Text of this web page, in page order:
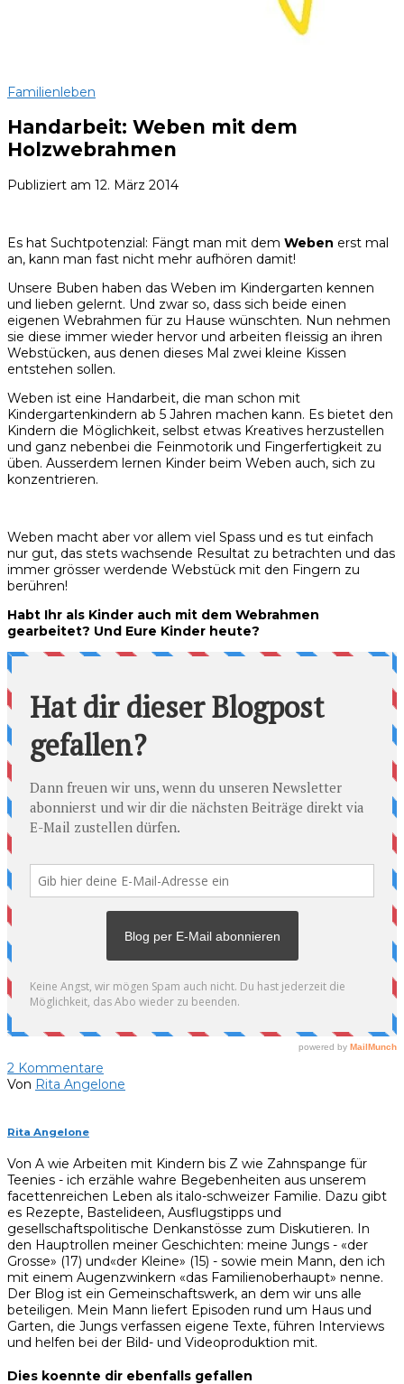
Familienleben
Handarbeit: Weben mit dem
Holzwebrahmen
Publiziert am 12. März 2014
Es hat Suchtpotenzial: Fängt man mit dem Weben erst mal
an, kann man fast nicht mehr aufhören damit!
Unsere Buben haben das Weben im Kindergarten kennen
und lieben gelernt. Und zwar so, dass sich beide einen
eigenen Webrahmen für zu Hause wünschten. Nun nehmen
sie diese immer wieder hervor und arbeiten fleissig an ihren
Webstücken, aus denen dieses Mal zwei kleine Kissen
entstehen sollen.
Weben ist eine Handarbeit, die man schon mit
Kindergartenkindern ab 5 Jahren machen kann. Es bietet den
Kindern die Möglichkeit, selbst etwas Kreatives herzustellen
und ganz nebenbei die Feinmotorik und Fingerfertigkeit zu
üben. Ausserdem lernen Kinder beim Weben auch, sich zu
konzentrieren.
Weben macht aber vor allem viel Spass und es tut einfach
nur gut, das stets wachsende Resultat zu betrachten und das
immer grösser werdende Webstück mit den Fingern zu
berühren!
Habt Ihr als Kinder auch mit dem Webrahmen
gearbeitet? Und Eure Kinder heute?
2 Kommentare
Von Rita Angelone
Rita Angelone
Von A wie Arbeiten mit Kindern bis Z wie Zahnspange für
Teenies - ich erzähle wahre Begebenheiten aus unserem
facettenreichen Leben als italo-schweizer Familie. Dazu gibt
es Rezepte, Bastelideen, Ausflugstipps und
gesellschaftspolitische Denkanstösse zum Diskutieren. In
den Hauptrollen meiner Geschichten: meine Jungs - «der
Grosse» (17) und«der Kleine» (15) - sowie mein Mann, den ich
mit einem Augenzwinkern «das Familienoberhaupt» nenne.
Der Blog ist ein Gemeinschaftswerk, an dem wir uns alle
beteiligen. Mein Mann liefert Episoden rund um Haus und
Garten, die Jungs verfassen eigene Texte, führen Interviews
und helfen bei der Bild- und Videoproduktion mit.
Dies koennte dir ebenfalls gefallen